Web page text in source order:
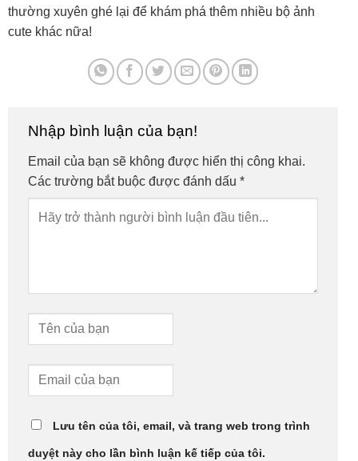
thường xuyên ghé lại để khám phá thêm nhiều bộ ảnh
cute khác nữa!
Nhập bình luận của bạn!
Email của bạn sẽ không được hiển thị công khai.
Các trường bắt buộc được đánh dấu *
Lưu tên của tôi, email, và trang web trong trình
duyệt này cho lần bình luận kế tiếp của tôi.